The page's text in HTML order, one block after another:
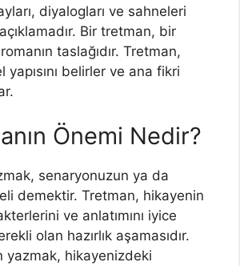
diyalogları ve sahneleri
Bir tretman, bir
taslağıdır. Tretman,
yapısını belirler ve ana fikri
Önemi Nedir?
senaryonuzun ya da
demektir. Tretman, hikayenin
ve anlatımını iyice
olan hazırlık aşamasıdır.
yazmak, hikayenizdeki